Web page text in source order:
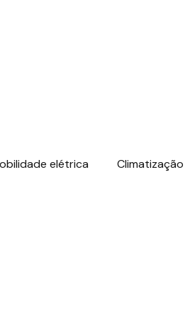
elétrica Climatização